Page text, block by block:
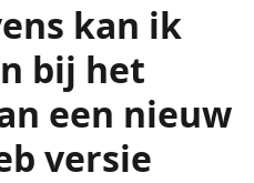
kan ik
bij het
een nieuw
versie